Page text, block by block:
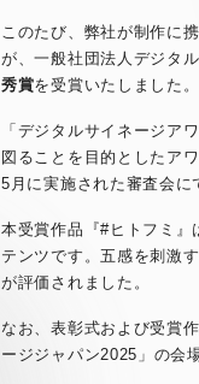
このたび、弊社が制作に
が、一般社団法人デジタ
秀賞を受賞いたしました。
「デジタルサイネージア
図ることを目的としたア
5月に実施された審査会に
本受賞作品『#ヒトフミ』
テンツです。五感を刺激
が評価されました。
なお、表彰式および受賞
ージジャパン2025」の会